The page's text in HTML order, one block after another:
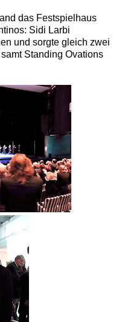
das Festspielhaus
Sidi Larbi
und sorgte gleich zwei
Standing Ovations